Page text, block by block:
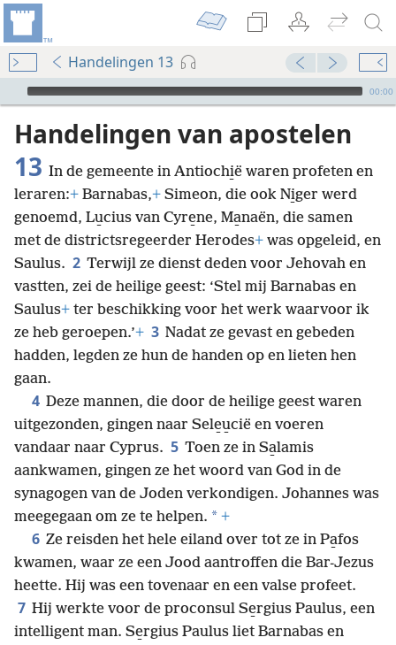
Handelingen 13
Audio Player
00:00
Handelingen van apostelen
13 In de gemeente in Antiochi̱ë waren profeten en
leraren:+ Barnabas,+ Simeon, die ook Ni̱ger werd
genoemd, Lu̱cius van Cyre̱ne, Ma̱naën, die samen
met de districtsregeerder Herodes+ was opgeleid, en
Saulus. 2 Terwijl ze dienst deden voor Jehovah en
vastten, zei de heilige geest: ‘Stel mij Barnabas en
Saulus+ ter beschikking voor het werk waarvoor ik
ze heb geroepen.’+ 3 Nadat ze gevast en gebeden
hadden, legden ze hun de handen op en lieten hen
gaan.
4 Deze mannen, die door de heilige geest waren
uitgezonden, gingen naar Sele̱u̱cië en voeren
vandaar naar Cyprus. 5 Toen ze in Sa̱lamis
aankwamen, gingen ze het woord van God in de
synagogen van de Joden verkondigen. Johannes was
meegegaan om ze te helpen. * +
6 Ze reisden het hele eiland over tot ze in Pa̱fos
kwamen, waar ze een Jood aantroffen die Bar-Jezus
heette. Hij was een tovenaar en een valse profeet.
7 Hij werkte voor de proconsul Se̱rgius Paulus, een
intelligent man. Se̱rgius Paulus liet Barnabas en